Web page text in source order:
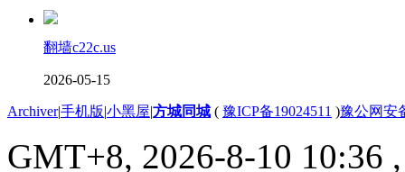
翻墙c22c.us
2026-05-15
Archiver|手机版|小黑屋|方城同城 ( 豫ICP备19024511 )豫公网安
GMT+8, 2026-8-10 10:36